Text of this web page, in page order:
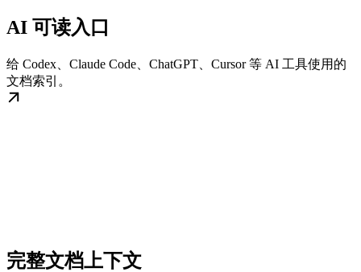
AI 可读入口
给 Codex、Claude Code、ChatGPT、Cursor 等 AI 工具使用的
文档索引。
完整文档上下文